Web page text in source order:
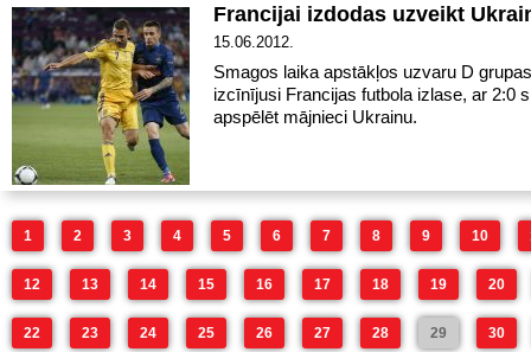
Francijai izdodas uzveikt
15.06.2012.
Smagos laika apstākļos uzvaru D
izcīnījusi Francijas futbola izlase, ar 2:0
apspēlēt mājnieci Ukrainu.
1 2 3 4 5 6 7 8 9 10
12 13 14 15 16 17 18 19 20
22 23 24 25 26 27 28 29 30